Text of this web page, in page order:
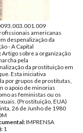
americanas
despenalização da
- A Capital
Artigo sobre a organização
pela
da prostituição em
Esta iniciativa
por grupos de prostitutas,
o apoio de minorias
as feministas ou os
(Prostituição, EUA)
26 de Junho de 1980
IMPRENSA
1